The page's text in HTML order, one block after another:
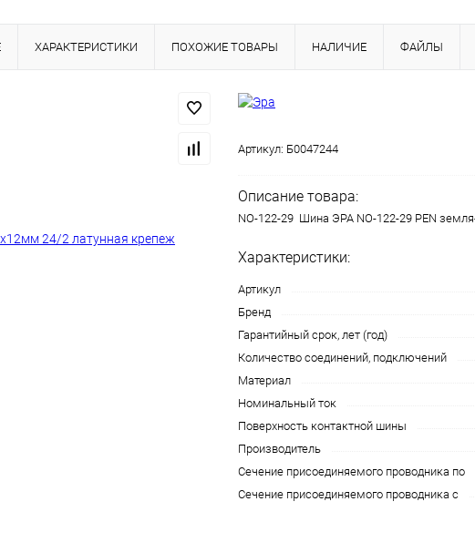
ХАРАКТЕРИСТИКИ ПОХОЖИЕ ТОВАРЫ НАЛИЧИЕ ФАЙЛЫ
Артикул: Б0047244
Описание товара:
NO-122-29 Шина ЭРА NO-122-29 PEN
Характеристики:
Артикул
Бренд
Гарантийный срок, лет (год)
Количество соединений, подключений
Материал
Номинальный ток
Поверхность контактной шины
Производитель
Сечение присоединяемого проводника по
Сечение присоединяемого проводника с